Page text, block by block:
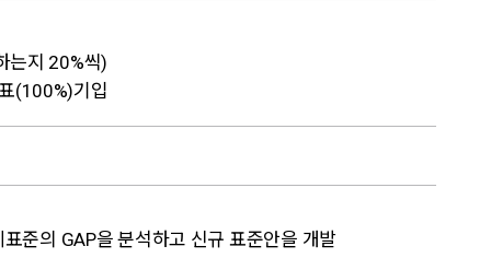
는지 20%씩)
(100%)기입
준의 GAP을 분석하고 신규 표준안을 개발